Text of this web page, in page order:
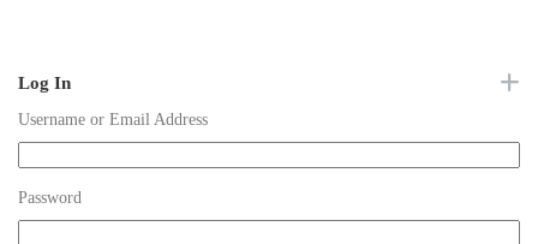
Log In
Username or Email Address
Password